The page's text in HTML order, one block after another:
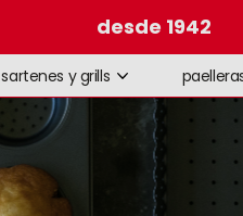
desde 1942
sartenes y grills